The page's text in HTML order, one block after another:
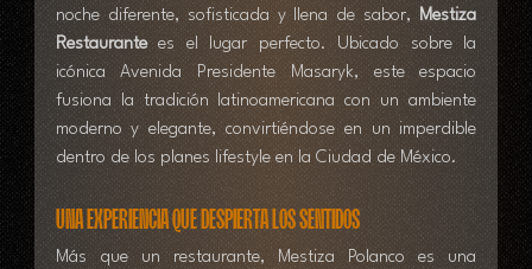
noche diferente, sofisticada y llena de sabor, Mestiza
Restaurante es el lugar perfecto. Ubicado sobre la
icónica Avenida Presidente Masaryk, este espacio
fusiona la tradición latinoamericana con un ambiente
moderno y elegante, convirtiéndose en un imperdible
dentro de los planes lifestyle en la Ciudad de México.
Una experiencia que despierta los sentidos
Más que un restaurante, Mestiza Polanco es una